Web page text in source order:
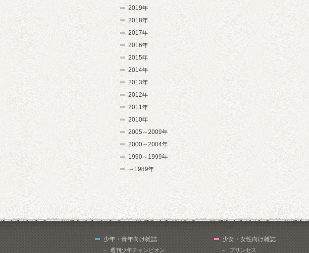
2019年
2018年
2017年
2016年
2015年
2014年
2013年
2012年
2011年
2010年
2005～2009年
2000～2004年
1990～1999年
～1989年
少年・青年向け雑誌
週刊少年チャンピオン
少女・女性向け雑誌
プリンセス